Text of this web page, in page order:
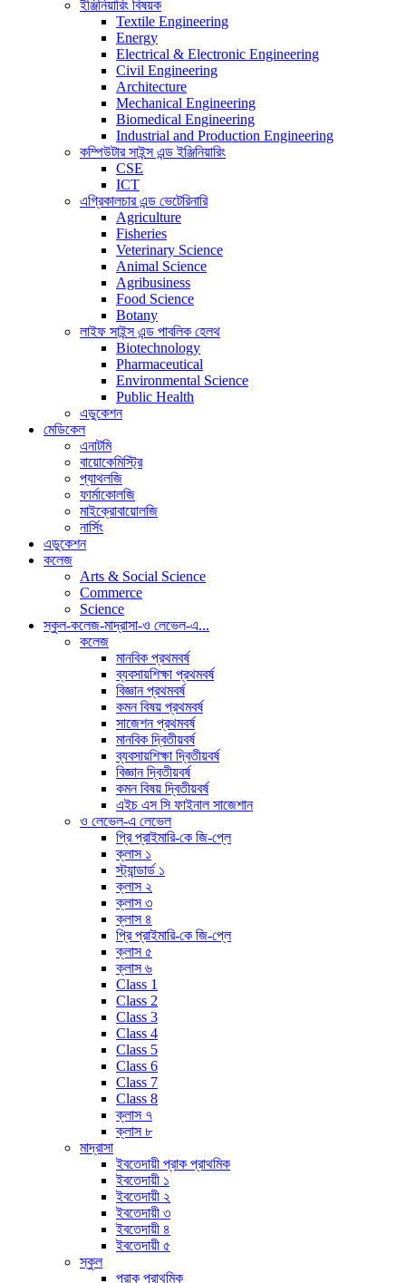
ইঞ্জিনিয়ারিং বিষয়ক
Textile Engineering
Energy
Electrical & Electronic Engineering
Civil Engineering
Architecture
Mechanical Engineering
Biomedical Engineering
Industrial and Production Engineering
কম্পিউটার সাইন্স এন্ড ইঞ্জিনিয়ারিং
CSE
ICT
এগ্রিকালচার এন্ড ভেটেরিনারি
Agriculture
Fisheries
Veterinary Science
Animal Science
Agribusiness
Food Science
Botany
লাইফ সাইন্স এন্ড পাবলিক হেলথ
Biotechnology
Pharmaceutical
Environmental Science
Public Health
এডুকেশন
মেডিকেল
এনাটমি
বায়োকেমিস্ট্রি
প্যাথলজি
ফার্মাকোলজি
মাইক্রোবায়োলজি
নার্সিং
এডুকেশন
কলেজ
Arts & Social Science
Commerce
Science
স্কুল-কলেজ-মাদ্রাসা-ও লেভেল-এ...
কলেজ
মানবিক প্রথমবর্ষ
ব্যবসায়শিক্ষা প্রথমবর্ষ
বিজ্ঞান প্রথমবর্ষ
কমন বিষয় প্রথমবর্ষ
সাজেশন প্রথমবর্ষ
মানবিক দ্বিতীয়বর্ষ
ব্যবসায়শিক্ষা দ্বিতীয়বর্ষ
বিজ্ঞান দ্বিতীয়বর্ষ
কমন বিষয় দ্বিতীয়বর্ষ
এইচ এস সি ফাইনাল সাজেশান
ও লেভেল-এ লেভেল
প্রি প্রাইমারি-কে জি-প্লে
ক্লাস ১
স্ট্যান্ডার্ড ১
ক্লাস ২
ক্লাস ৩
ক্লাস ৪
প্রি প্রাইমারি-কে জি-প্লে
ক্লাস ৫
ক্লাস ৬
Class 1
Class 2
Class 3
Class 4
Class 5
Class 6
Class 7
Class 8
ক্লাস ৭
ক্লাস ৮
মাদ্রাসা
ইবতেদায়ী প্রাক প্রাথমিক
ইবতেদায়ী ১
ইবতেদায়ী ২
ইবতেদায়ী ৩
ইবতেদায়ী ৪
ইবতেদায়ী ৫
স্কুল
প্রাক প্রাথমিক